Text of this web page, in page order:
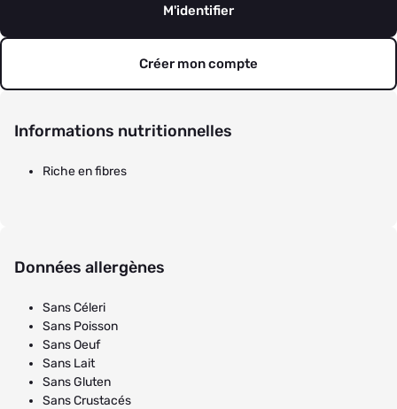
M'identifier
Créer mon compte
Informations nutritionnelles
Riche en fibres
Données allergènes
Sans Céleri
Sans Poisson
Sans Oeuf
Sans Lait
Sans Gluten
Sans Crustacés